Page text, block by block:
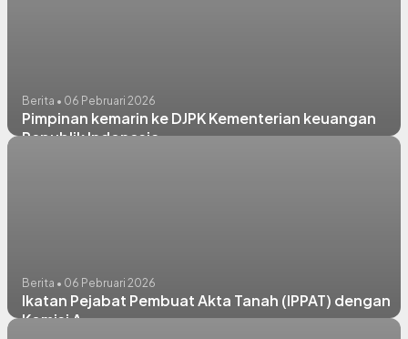
Berita • 06 Pebruari 2026
Pimpinan kemarin ke DJPK Kementerian keuangan
Republik Indonesia
Berita • 06 Pebruari 2026
Ikatan Pejabat Pembuat Akta Tanah (IPPAT) dengan
Komisi A